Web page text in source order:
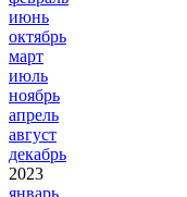
июнь
октябрь
март
июль
ноябрь
апрель
август
декабрь
2023